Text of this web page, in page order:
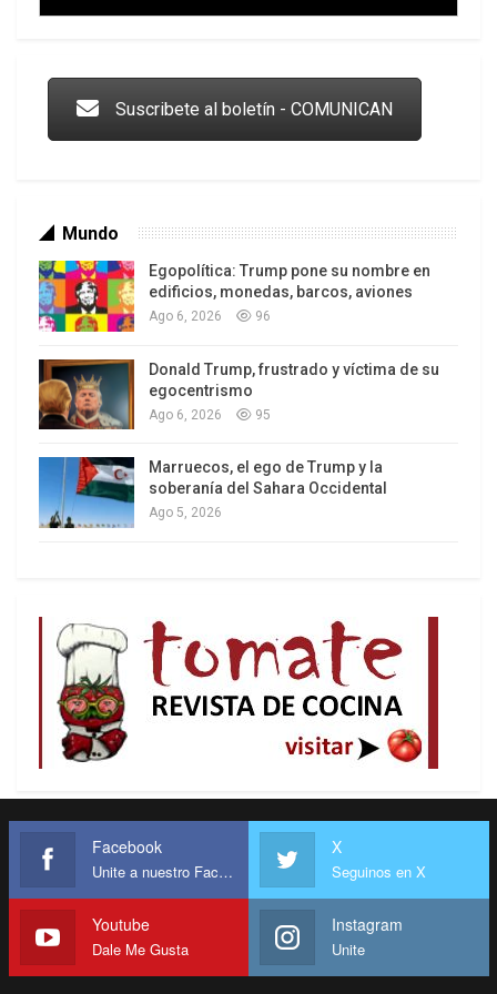
Los latinos le van dando la espalda a Trump
Suscribete al boletín - COMUNICAN
Mundo
Egopolítica: Trump pone su nombre en
edificios, monedas, barcos, aviones
Ago 6, 2026 96
Donald Trump, frustrado y víctima de su
egocentrismo
Ago 6, 2026 95
Marruecos, el ego de Trump y la
soberanía del Sahara Occidental
Ago 5, 2026
Facebook
Unite a nuestro Facebook
X
Seguinos en X
Youtube
Dale Me Gusta
Instagram
Unite